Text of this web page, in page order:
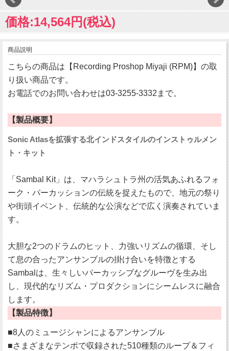
価格:14,564円(税込)
商品説明
こちらの商品は【Recording Proshop Miyaji (RPM)】の取
り扱い商品です。
お電話でのお問い合わせは03-3255-3332まで。
【製品概要】
Sonic Atlasを拡張する北インドスタイルのインストゥルメン
ト・キット
「Sambal Kit」は、マハラシュトラ州の活気あふれるフォ
ーク・パーカッションの伝統を捉えたもので、地元の祭り
や街頭イベント、伝統的な公演などで広く演奏されていま
す。
大胆な2つのドラムのヒット、力強いリズムの循環、そし
て息の合ったアンサンブルの掛け合いを特徴とする
Sambalは、生々しいパーカッシブなグルーヴを生み出
し、現代的なリズム・プロダクションにシームレスに融合
します。
【製品特徴】
■8人のミュージシャンによるアンサンブル
■さまざまなテンポで収録された510種類のループ＆フィ